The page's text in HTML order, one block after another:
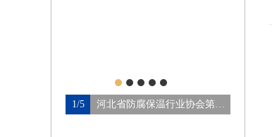
1/5 河北省防腐保温行业协会第四…